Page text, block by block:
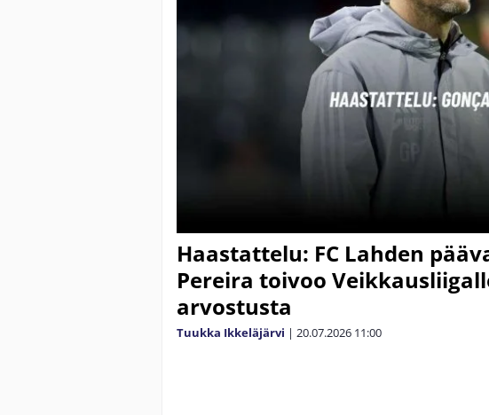
Haastattelu: FC Lahden
Pereira toivoo
arvostusta
Tuukka Ikkeläjärvi | 20.07.2026 11:00